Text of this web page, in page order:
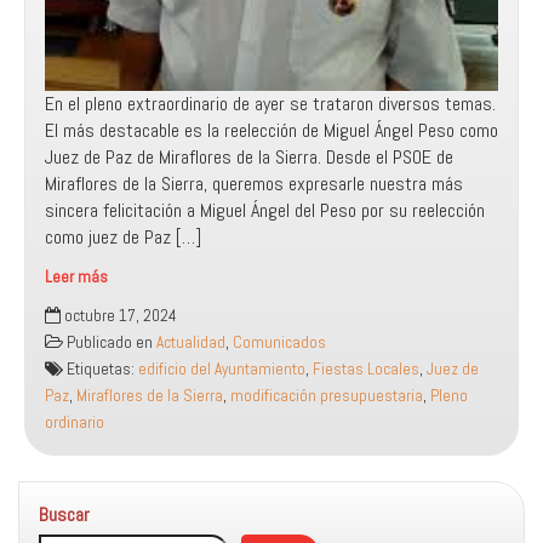
En el pleno extraordinario de ayer se trataron diversos temas.
El más destacable es la reelección de Miguel Ángel Peso como
Juez de Paz de Miraflores de la Sierra. Desde el PSOE de
Miraflores de la Sierra, queremos expresarle nuestra más
sincera felicitación a Miguel Ángel del Peso por su reelección
como juez de Paz […]
Leer más
Felicitamos
a
Miguel
Ángel
del
Peso
por
su
reelección
octubre 17, 2024
Publicado en Actualidad, Comunicados
Etiquetas: edificio del Ayuntamiento, Fiestas Locales, Juez de
Paz, Miraflores de la Sierra, modificación presupuestaria, Pleno
ordinario
Buscar